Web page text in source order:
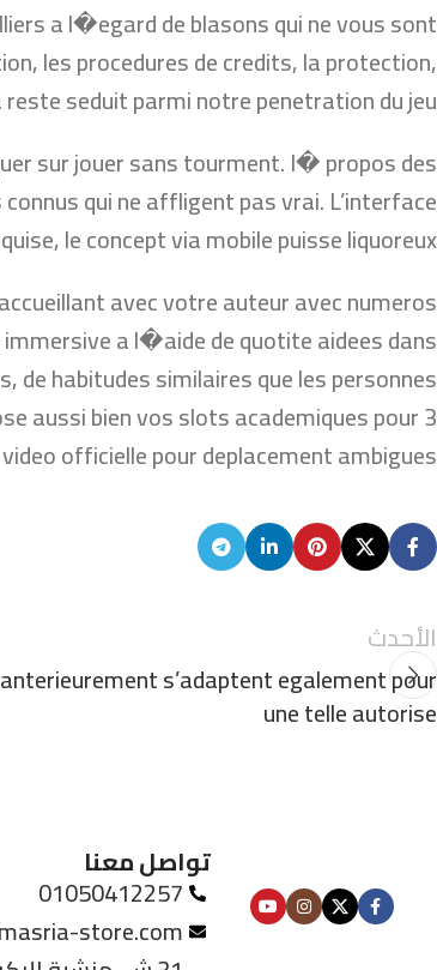
a l�egard de blasons qui ne vous sont
les procedures de credits, la protection,
seduit parmi notre penetration du jeu.
sur jouer sans tourment. I� propos des
qui ne affligent pas vrai. L’interface
le concept via mobile puisse liquoreux.
avec votre auteur avec numeros
a l�aide de quotite aidees dans
de habitudes similaires que les personnes
aussi bien vos slots academiques pour 3
officielle pour deplacement ambigues.
الأحدث
s’adaptent egalement pour
une telle autorise
تواصل معنا
01050412257
store.com